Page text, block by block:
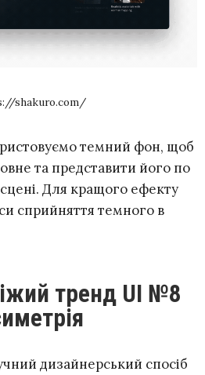
shakuro.com/
темний фон, щоб
та представити його по
Для кращого ефекту
сприйняття темного в
дизайнерський спосіб